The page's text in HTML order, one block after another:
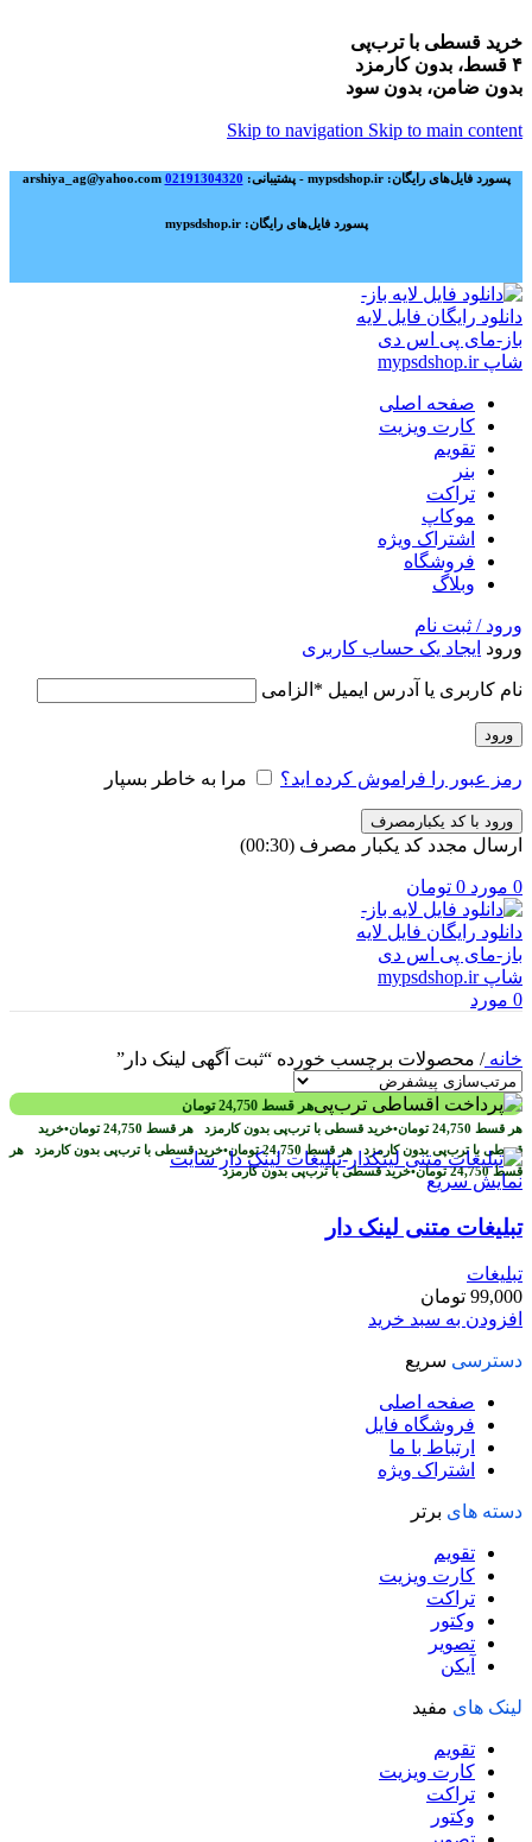
خرید قسطی با ترب‌پی
۴ قسط، بدون کارمزد
بدون ضامن، بدون سود
Skip to navigation Skip to main content
پسورد فایل‌های رایگان: mypsdshop.ir - پشتیبانی: arshiya_ag@yahoo.com 02191304320
پسورد فایل‌های رایگان: mypsdshop.ir
صفحه اصلی
کارت ویزیت
تقویم
بنر
تراکت
موکاپ
اشتراک ویژه
فروشگاه
وبلاگ
ورود / ثبت نام
ورود ایجاد یک حساب کاربری
نام کاربری یا آدرس ایمیل * الزامی
ورود
رمز عبور را فراموش کرده اید؟ مرا به خاطر بسپار
ورود با کد یکبارمصرف
ارسال مجدد کد یکبار مصرف (00:
30
)
0 مورد 0 تومان
0 مورد
خانه/ محصولات برچسب خورده “ثبت آگهی لینک دار”
هر قسط 24,750 تومان
هر قسط 24,750 تومان•خرید قسطی با ترب‌پی بدون کارمزد هر قسط 24,750 تومان•خرید
قسطی با ترب‌پی بدون کارمزد هر قسط 24,750 تومان•خرید قسطی با ترب‌پی بدون کارمزد هر
قسط24,750 تومان•خرید قسطی با ترب‌پی بدون کارمزد نمایش سریع
تبلیغات متنی لینک دار
تبلیغات
99,000 تومان
افزودن به سبد خرید
دسترسی سریع
صفحه اصلی
فروشگاه فایل
ارتباط با ما
اشتراک ویژه
دسته های برتر
تقویم
کارت ویزیت
تراکت
وکتور
تصویر
آیکن
لینک های مفید
تقویم
کارت ویزیت
تراکت
وکتور